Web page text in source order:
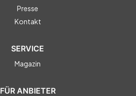
Presse
Kontakt
SERVICE
Magazin
FÜR ANBIETER